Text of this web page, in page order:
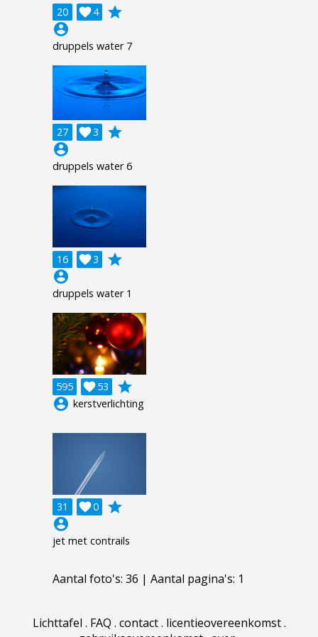
20 4

grade
account_circle
druppels water 7
27 3

grade
account_circle
druppels water 6
16 3

grade
account_circle
druppels water 1
595 53

grade
account_circle kerstverlichting
31 0

grade
account_circle
jet met contrails
Aantal foto's: 36 | Aantal pagina's: 1
Lichttafel . FAQ . contact. licentieovereenkomst.